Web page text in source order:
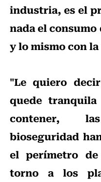
industria, es el
nada el consumo
y lo mismo con
"Le quiero
quede
contener,
bioseguridad
el perímetro
torno a los